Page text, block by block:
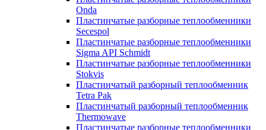
Onda
Пластинчатые разборные теплообменники
Secespol
Пластинчатые разборные теплообменники
Sigma API Schmidt
Пластинчатые разборные теплообменники
Stokvis
Пластинчатый разборный теплообменник
Tetra Pak
Пластинчатый разборный теплообменник
Thermowave
Пластинчатые разборные теплообменники